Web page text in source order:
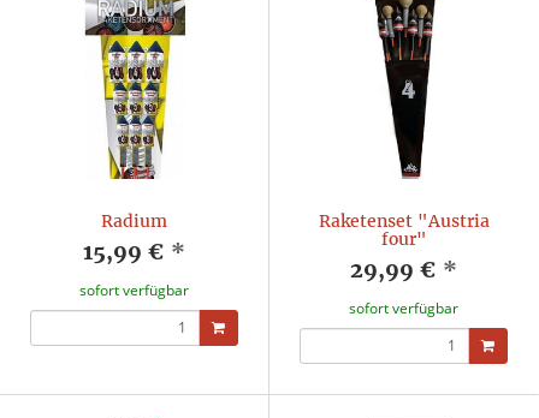
Radium
15,99 € *
sofort verfügbar
Raketenset "Austria
four"
29,99 € *
sofort verfügbar